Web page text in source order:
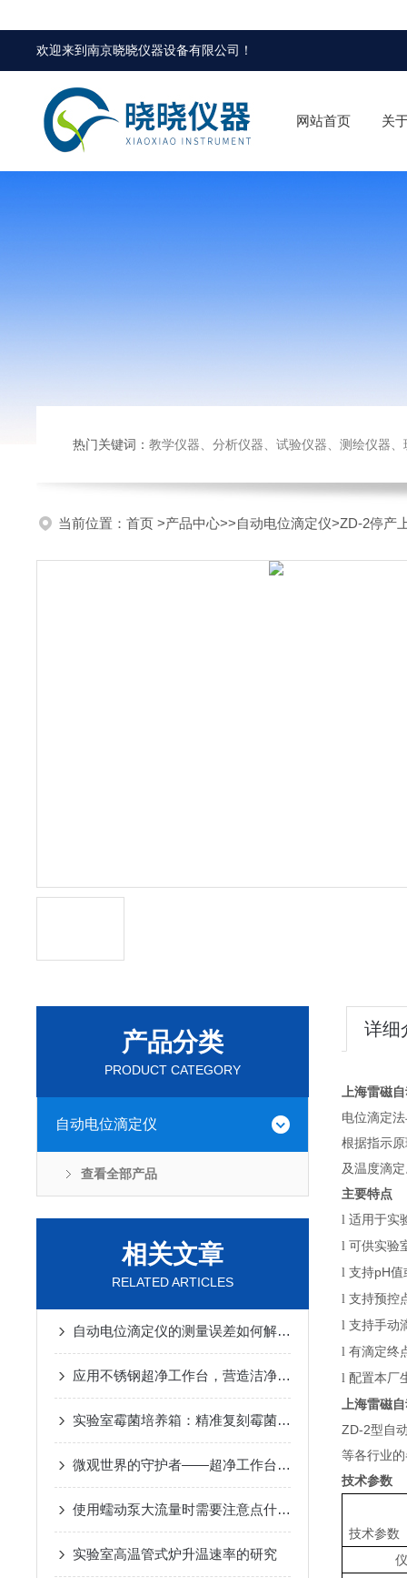
欢迎来到南京晓晓仪器设备有限公司 ！
网站首页 关
热门关键词： 教学仪器、分析仪器、试验仪器、测绘仪器、玻璃仪
当前位置： 首页 >产品中心>>自动电位滴定仪>ZD-2停产
产品分类
PRODUCT CATEGORY
自动电位滴定仪
查看全部产品
相关文章
RELATED ARTICLES
自动电位滴定仪的测量误差如何解决？
应用不锈钢超净工作台，营造洁净环境
实验室霉菌培养箱：精准复刻霉菌生长环境，赋能微生物研究新突破
微观世界的守护者——超净工作台在现代实验室的革新应用
使用蠕动泵大流量时需要注意点什么？
实验室高温管式炉升温速率的研究
详细
上海雷磁
电位滴定
根据指示
及温度滴
主要特点
l 适用于实
l 可供实验
l 支持pH值
l 支持预控
l 支持手动
l 有滴定终
l 配置本厂
上海雷磁
ZD-2型自
等各行业
技术参数
技术参数